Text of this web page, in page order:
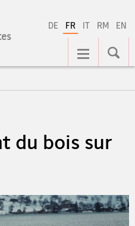
DE FR IT RM EN
du bois sur